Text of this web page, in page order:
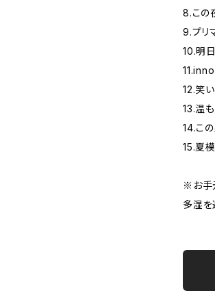
8.この
9.プリ
10.明
12.笑
13.温
14.こ
15.夏
※お手
多湿を